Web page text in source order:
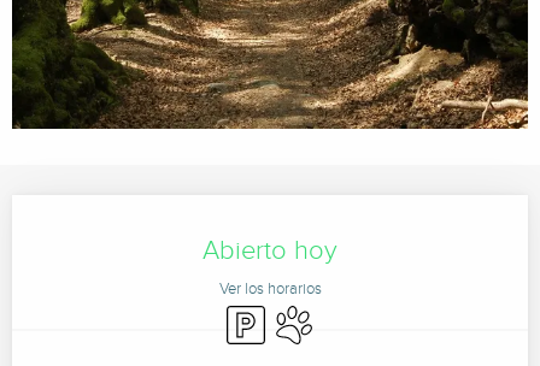
Abierto hoy
Ver los horarios
Aparcamiento
Se aceptan animales